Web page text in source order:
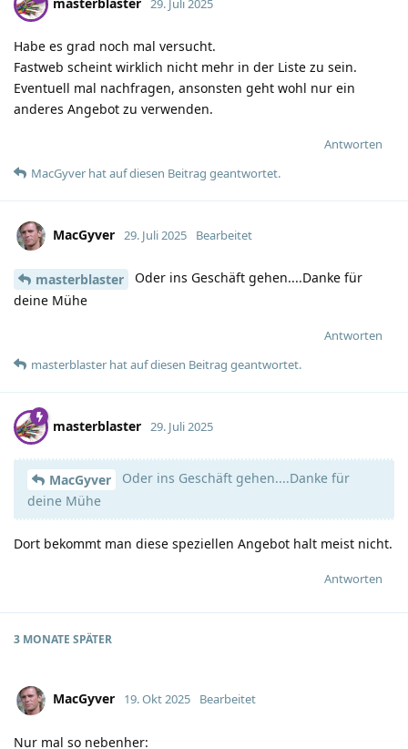
29. Juli 2025
Habe es grad noch mal versucht.
Fastweb scheint wirklich nicht mehr in der Liste zu sein.
Eventuell mal nachfragen, ansonsten geht wohl nur ein
anderes Angebot zu verwenden.
Antworten
MacGyver hatauf diesen Beitrag geantwortet.
MacGyver 29. Juli 2025 Bearbeitet
masterblaster
Oder ins Geschäft gehen....Danke für
deine Mühe
Antworten
masterblaster hatauf diesen Beitrag geantwortet.
masterblaster 29. Juli 2025
MacGyver
Oder ins Geschäft gehen....Danke für
deine Mühe
Dort bekommt man diese speziellen Angebot halt meist nicht.
Antworten
3 MONATE SPÄTER
MacGyver 19. Okt 2025 Bearbeitet
Nur mal so nebenher: